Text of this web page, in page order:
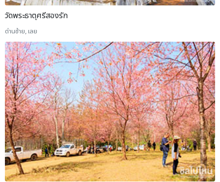
วัดพระธาตุศรีสองรัก
ด่านซ้าย, เลย